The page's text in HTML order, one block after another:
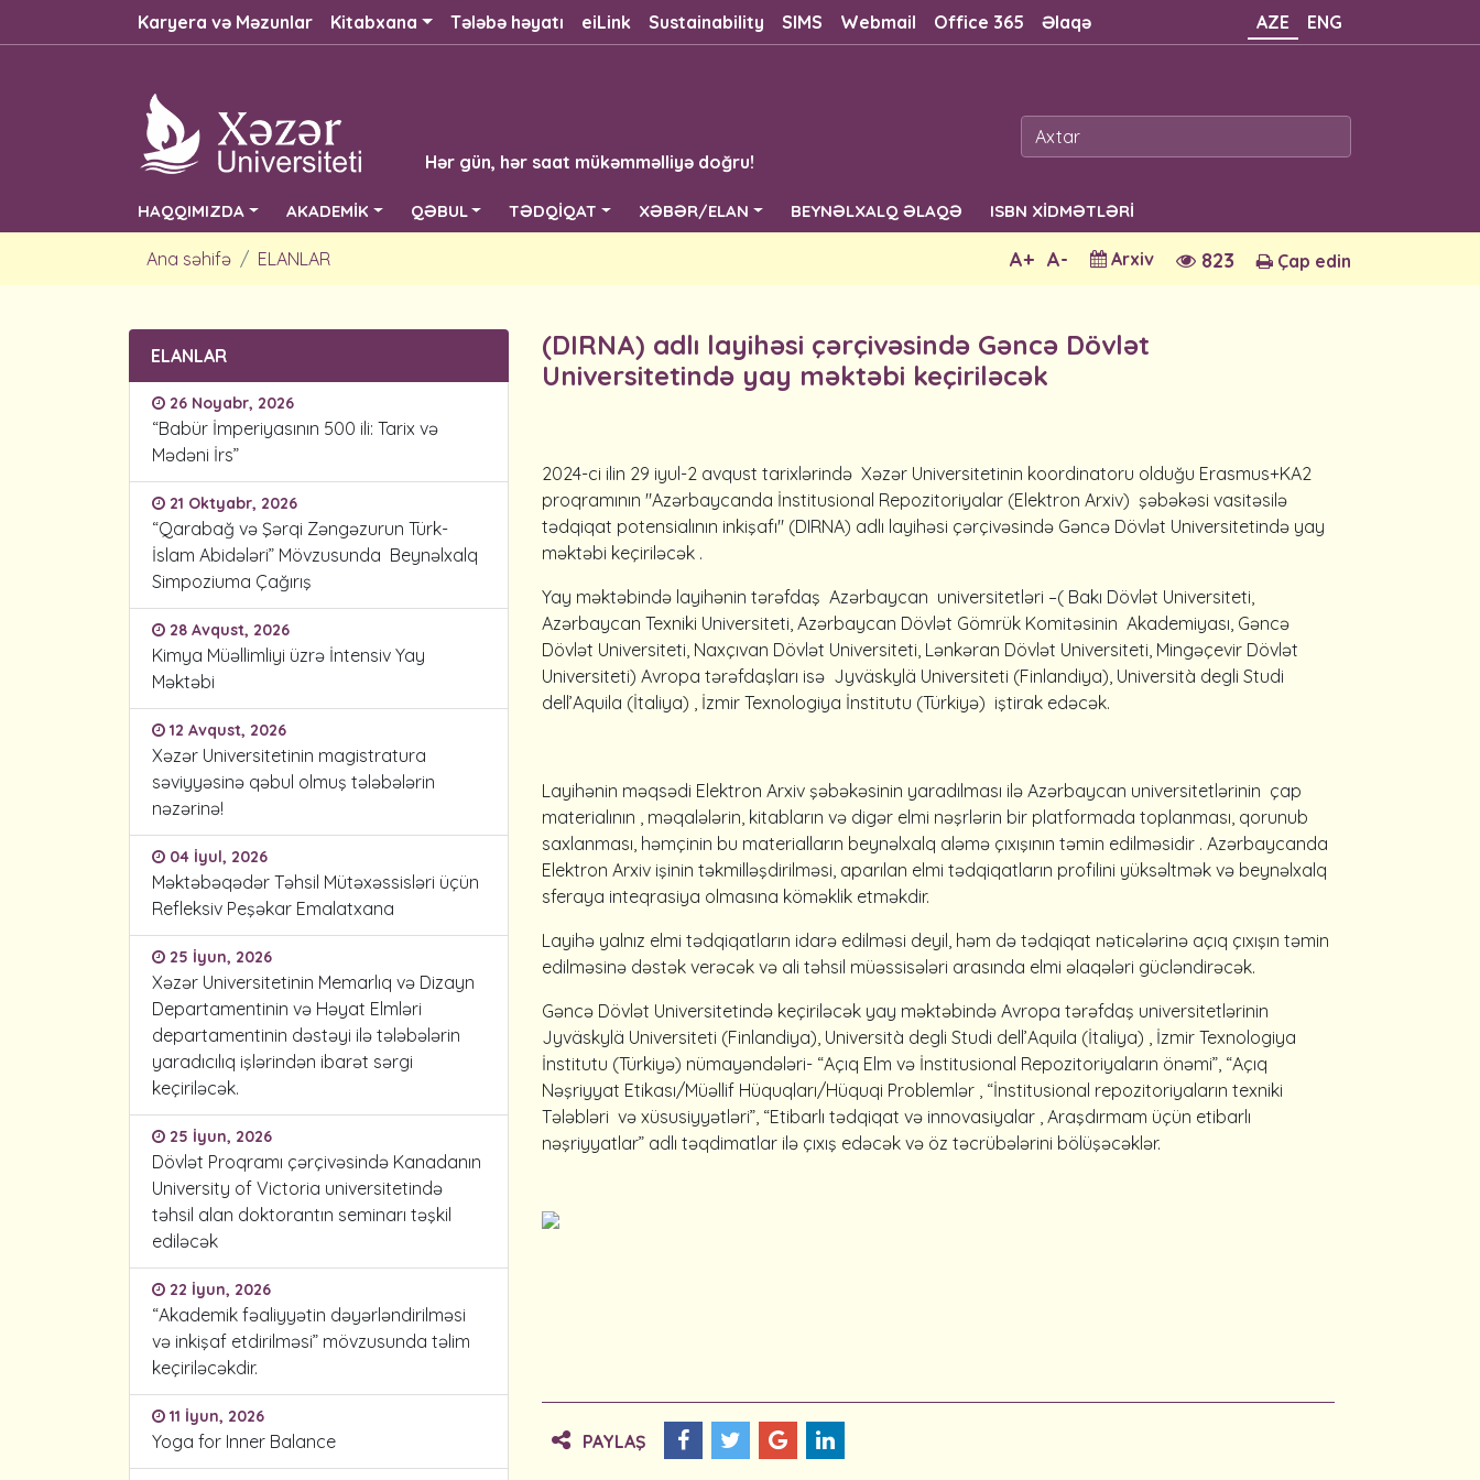
Karyera və Məzunlar Kitabxana Tələbə həyatı eiLink Sustainability SIMS Webmail Office 365 Əlaqə AZE ENG
Hər gün, hər saat mükəmməlliyə doğru!
HAQQIMIZDA AKADEMİK QƏBUL TƏDQİQAT XƏBƏR/ELAN BEYNƏLXALQ ƏLAQƏ ISBN XİDMƏTLƏRİ
Ana səhifə ELANLAR Çap edin
823
Arxiv
A-
A+
ELANLAR
26 Noyabr, 2026
“Babür İmperiyasının 500 ili: Tarix və
Mədəni İrs”
21 Oktyabr, 2026
“Qarabağ və Şərqi Zəngəzurun Türk-
İslam Abidələri” Mövzusunda Beynəlxalq
Simpoziuma Çağırış
28 Avqust, 2026
Kimya Müəllimliyi üzrə İntensiv Yay
Məktəbi
12 Avqust, 2026
Xəzər Universitetinin magistratura
səviyyəsinə qəbul olmuş tələbələrin
nəzərinə!
04 İyul, 2026
Məktəbəqədər Təhsil Mütəxəssisləri üçün
Refleksiv Peşəkar Emalatxana
25 İyun, 2026
Xəzər Universitetinin Memarlıq və Dizayn
Departamentinin və Həyat Elmləri
departamentinin dəstəyi ilə tələbələrin
yaradıcılıq işlərindən ibarət sərgi
keçiriləcək.
25 İyun, 2026
Dövlət Proqramı çərçivəsində Kanadanın
University of Victoria universitetində
təhsil alan doktorantın seminarı təşkil
ediləcək
22 İyun, 2026
“Akademik fəaliyyətin dəyərləndirilməsi
və inkişaf etdirilməsi” mövzusunda təlim
keçiriləcəkdir.
11 İyun, 2026
Yoga for Inner Balance
(DIRNA) adlı layihəsi çərçivəsində Gəncə Dövlət
Universitetində yay məktəbi keçiriləcək
2024-ci ilin 29 iyul-2 avqust tarixlərində Xəzər Universitetinin koordinatoru olduğu Erasmus+KA2
proqramının "Azərbaycanda İnstitusional Repozitoriyalar (Elektron Arxiv) şəbəkəsi vasitəsilə
tədqiqat potensialının inkişafı" (DIRNA) adlı layihəsi çərçivəsində Gəncə Dövlət Universitetində yay
məktəbi keçiriləcək .
Yay məktəbində layihənin tərəfdaş Azərbaycan universitetləri –( Bakı Dövlət Universiteti,
Azərbaycan Texniki Universiteti, Azərbaycan Dövlət Gömrük Komitəsinin Akademiyası, Gəncə
Dövlət Universiteti, Naxçıvan Dövlət Universiteti, Lənkəran Dövlət Universiteti, Mingəçevir Dövlət
Universiteti) Avropa tərəfdaşları isə Jyväskylä Universiteti (Finlandiya), Università degli Studi
dell’Aquila (İtaliya) , İzmir Texnologiya İnstitutu (Türkiyə) iştirak edəcək.
Layihənin məqsədi Elektron Arxiv şəbəkəsinin yaradılması ilə Azərbaycan universitetlərinin çap
materialının , məqalələrin, kitabların və digər elmi nəşrlərin bir platformada toplanması, qorunub
saxlanması, həmçinin bu materialların beynəlxalq aləmə çıxışının təmin edilməsidir . Azərbaycanda
Elektron Arxiv işinin təkmilləşdirilməsi, aparılan elmi tədqiqatların profilini yüksəltmək və beynəlxalq
sferaya inteqrasiya olmasına köməklik etməkdir.
Layihə yalnız elmi tədqiqatların idarə edilməsi deyil, həm də tədqiqat nəticələrinə açıq çıxışın təmin
edilməsinə dəstək verəcək və ali təhsil müəssisələri arasında elmi əlaqələri gücləndirəcək.
Gəncə Dövlət Universitetində keçiriləcək yay məktəbində Avropa tərəfdaş universitetlərinin
Jyväskylä Universiteti (Finlandiya), Università degli Studi dell’Aquila (İtaliya) , İzmir Texnologiya
İnstitutu (Türkiyə) nümayəndələri- “Açıq Elm və İnstitusional Repozitoriyaların önəmi”, “Açıq
Nəşriyyat Etikası/Müəllif Hüquqları/Hüquqi Problemlər , “İnstitusional repozitoriyaların texniki
Tələbləri və xüsusiyyətləri”, “Etibarlı tədqiqat və innovasiyalar , Araşdırmam üçün etibarlı
nəşriyyatlar” adlı təqdimatlar ilə çıxış edəcək və öz təcrübələrini bölüşəcəklər.
PAYLAŞ